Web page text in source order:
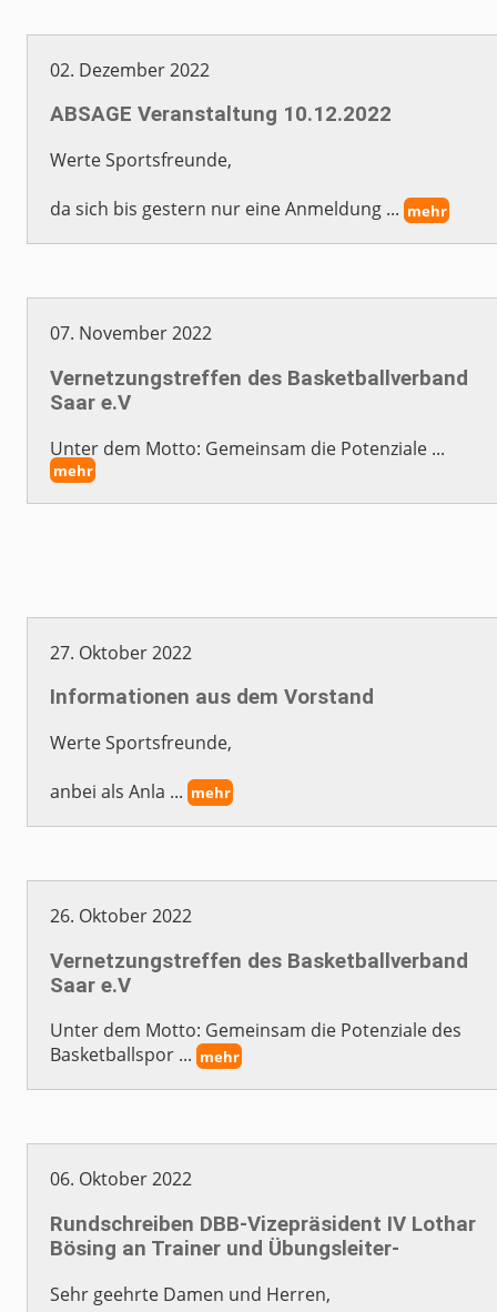
02. Dezember 2022
ABSAGE Veranstaltung 10.12.2022
Werte Sportsfreunde,
da sich bis gestern nur eine Anmeldung ... mehr
07. November 2022
Vernetzungstreffen des Basketballverband
Saar e.V
Unter dem Motto: Gemeinsam die Potenziale ...
mehr
27. Oktober 2022
Informationen aus dem Vorstand
Werte Sportsfreunde,
anbei als Anla ... mehr
26. Oktober 2022
Vernetzungstreffen des Basketballverband
Saar e.V
Unter dem Motto: Gemeinsam die Potenziale des
Basketballspor ... mehr
06. Oktober 2022
Rundschreiben DBB-Vizepräsident IV Lothar
Bösing an Trainer und Übungsleiter-
Sehr geehrte Damen und Herren,